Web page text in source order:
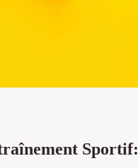
Sportif: